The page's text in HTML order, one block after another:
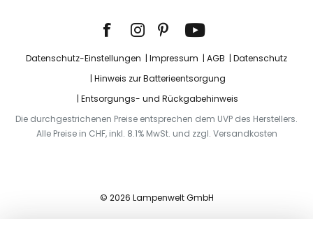
Datenschutz-Einstellungen Impressum AGB
Datenschutz
Hinweis zur Batterieentsorgung
Entsorgungs- und Rückgabehinweis
Die durchgestrichenen Preise entsprechen dem UVP des Herstellers.
Alle Preise in CHF, inkl. 8.1% MwSt. und zzgl. Versandkosten
© 2026 Lampenwelt GmbH